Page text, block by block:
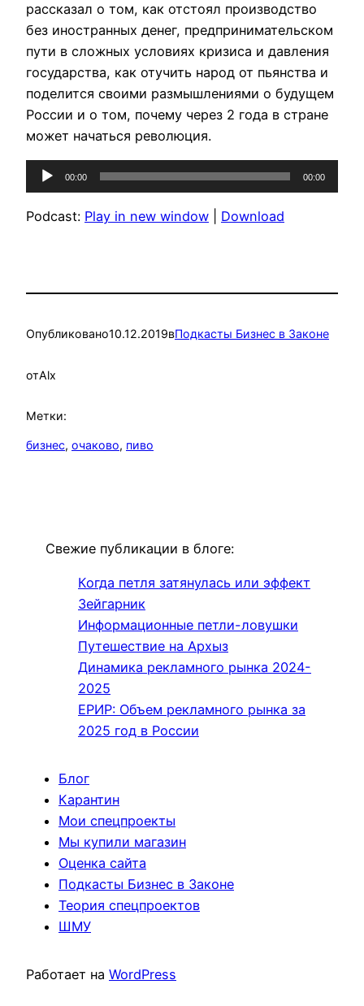
рассказал о том, как отстоял производство
без иностранных денег, предпринимательском
пути в сложных условиях кризиса и давления
государства, как отучить народ от пьянства и
поделится своими размышлениями о будущем
России и о том, почему через 2 года в стране
может начаться революция.
Аудиоплеер
00:00 00:00
Podcast: Play in new window Download
Опубликовано10.12.2019вПодкасты Бизнес в Законе
отAlx
Метки:
бизнес, очаково, пиво
Свежие публикации в блоге:
Когда петля затянулась или эффект
Зейгарник
Информационные петли-ловушки
Путешествие на Архыз
Динамика рекламного рынка 2024-
2025
ЕРИР: Объем рекламного рынка за
2025 год в России
Блог
Карантин
Мои спецпроекты
Мы купили магазин
Оценка сайта
Подкасты Бизнес в Законе
Теория спецпроектов
ШМУ
Работает на WordPress